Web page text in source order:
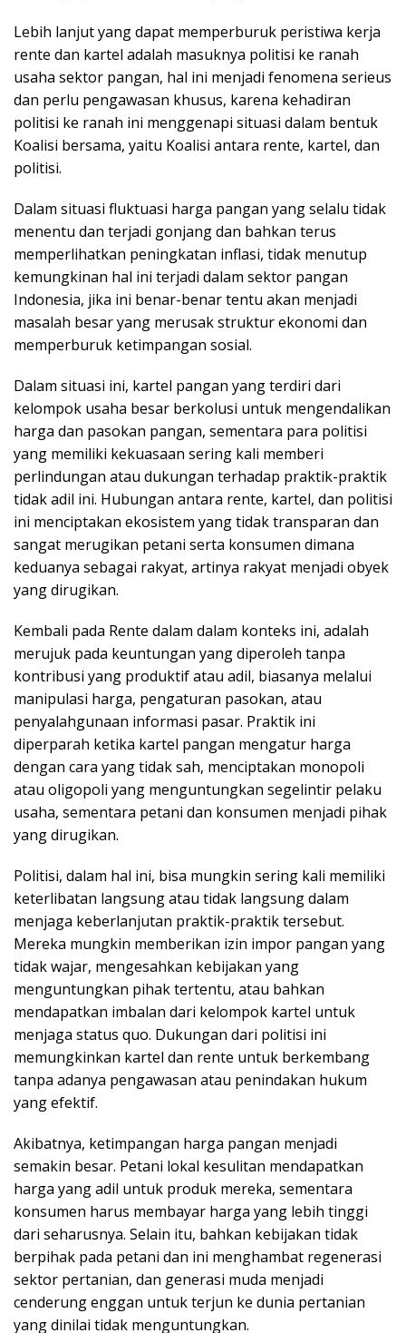
Lebih lanjut yang dapat memperburuk peristiwa kerja
rente dan kartel adalah masuknya politisi ke ranah
usaha sektor pangan, hal ini menjadi fenomena serieus
dan perlu pengawasan khusus, karena kehadiran
politisi ke ranah ini menggenapi situasi dalam bentuk
Koalisi bersama, yaitu Koalisi antara rente, kartel, dan
politisi.
Dalam situasi fluktuasi harga pangan yang selalu tidak
menentu dan terjadi gonjang dan bahkan terus
memperlihatkan peningkatan inflasi, tidak menutup
kemungkinan hal ini terjadi dalam sektor pangan
Indonesia, jika ini benar-benar tentu akan menjadi
masalah besar yang merusak struktur ekonomi dan
memperburuk ketimpangan sosial.
Dalam situasi ini, kartel pangan yang terdiri dari
kelompok usaha besar berkolusi untuk mengendalikan
harga dan pasokan pangan, sementara para politisi
yang memiliki kekuasaan sering kali memberi
perlindungan atau dukungan terhadap praktik-praktik
tidak adil ini. Hubungan antara rente, kartel, dan politisi
ini menciptakan ekosistem yang tidak transparan dan
sangat merugikan petani serta konsumen dimana
keduanya sebagai rakyat, artinya rakyat menjadi obyek
yang dirugikan.
Kembali pada Rente dalam dalam konteks ini, adalah
merujuk pada keuntungan yang diperoleh tanpa
kontribusi yang produktif atau adil, biasanya melalui
manipulasi harga, pengaturan pasokan, atau
penyalahgunaan informasi pasar. Praktik ini
diperparah ketika kartel pangan mengatur harga
dengan cara yang tidak sah, menciptakan monopoli
atau oligopoli yang menguntungkan segelintir pelaku
usaha, sementara petani dan konsumen menjadi pihak
yang dirugikan.
Politisi, dalam hal ini, bisa mungkin sering kali memiliki
keterlibatan langsung atau tidak langsung dalam
menjaga keberlanjutan praktik-praktik tersebut.
Mereka mungkin memberikan izin impor pangan yang
tidak wajar, mengesahkan kebijakan yang
menguntungkan pihak tertentu, atau bahkan
mendapatkan imbalan dari kelompok kartel untuk
menjaga status quo. Dukungan dari politisi ini
memungkinkan kartel dan rente untuk berkembang
tanpa adanya pengawasan atau penindakan hukum
yang efektif.
Akibatnya, ketimpangan harga pangan menjadi
semakin besar. Petani lokal kesulitan mendapatkan
harga yang adil untuk produk mereka, sementara
konsumen harus membayar harga yang lebih tinggi
dari seharusnya. Selain itu, bahkan kebijakan tidak
berpihak pada petani dan ini menghambat regenerasi
sektor pertanian, dan generasi muda menjadi
cenderung enggan untuk terjun ke dunia pertanian
yang dinilai tidak menguntungkan.